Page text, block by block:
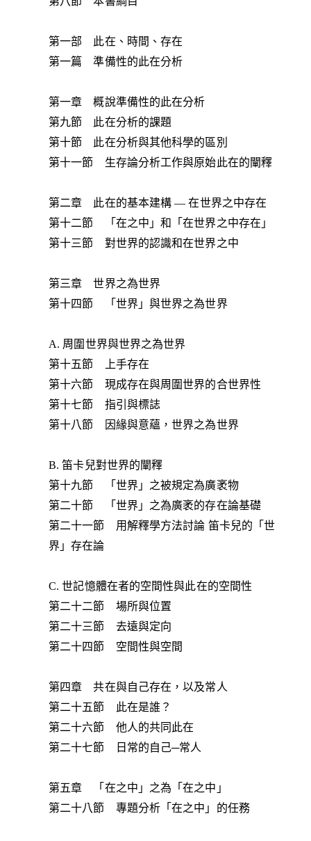
第一部 此在、時間、存在
第一篇 準備性的此在分析
第一章 概說準備性的此在分析
第九節 此在分析的課題
第十節 此在分析與其他科學的區別
第十一節 生存論分析工作與原始此在的闡釋
第二章 此在的基本建構 — 在世界之中存在
第十二節 「在之中」和「在世界之中存在」
第十三節 對世界的認識和在世界之中
第三章 世界之為世界
第十四節 「世界」與世界之為世界
A. 周圍世界與世界之為世界
第十五節 上手存在
第十六節 現成存在與周圍世界的合世界性
第十七節 指引與標誌
第十八節 因緣與意蘊，世界之為世界
B. 笛卡兒對世界的闡釋
第十九節 「世界」之被規定為廣袤物
第二十節 「世界」之為廣袤的存在論基礎
第二十一節 用解釋學方法討論 笛卡兒的「世
界」存在論
C. 世記憶體在者的空間性與此在的空間性
第二十二節 場所與位置
第二十三節 去遠與定向
第二十四節 空間性與空間
第四章 共在與自己存在，以及常人
第二十五節 此在是誰？
第二十六節 他人的共同此在
第二十七節 日常的自己─常人
第五章 「在之中」之為「在之中」
第二十八節 專題分析「在之中」的任務